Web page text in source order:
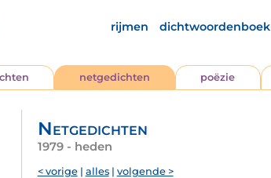
rijmen dichtwoordenboek
netgedichten poëzie
Netgedichten
1979 - heden
< vorige| alles| volgende >